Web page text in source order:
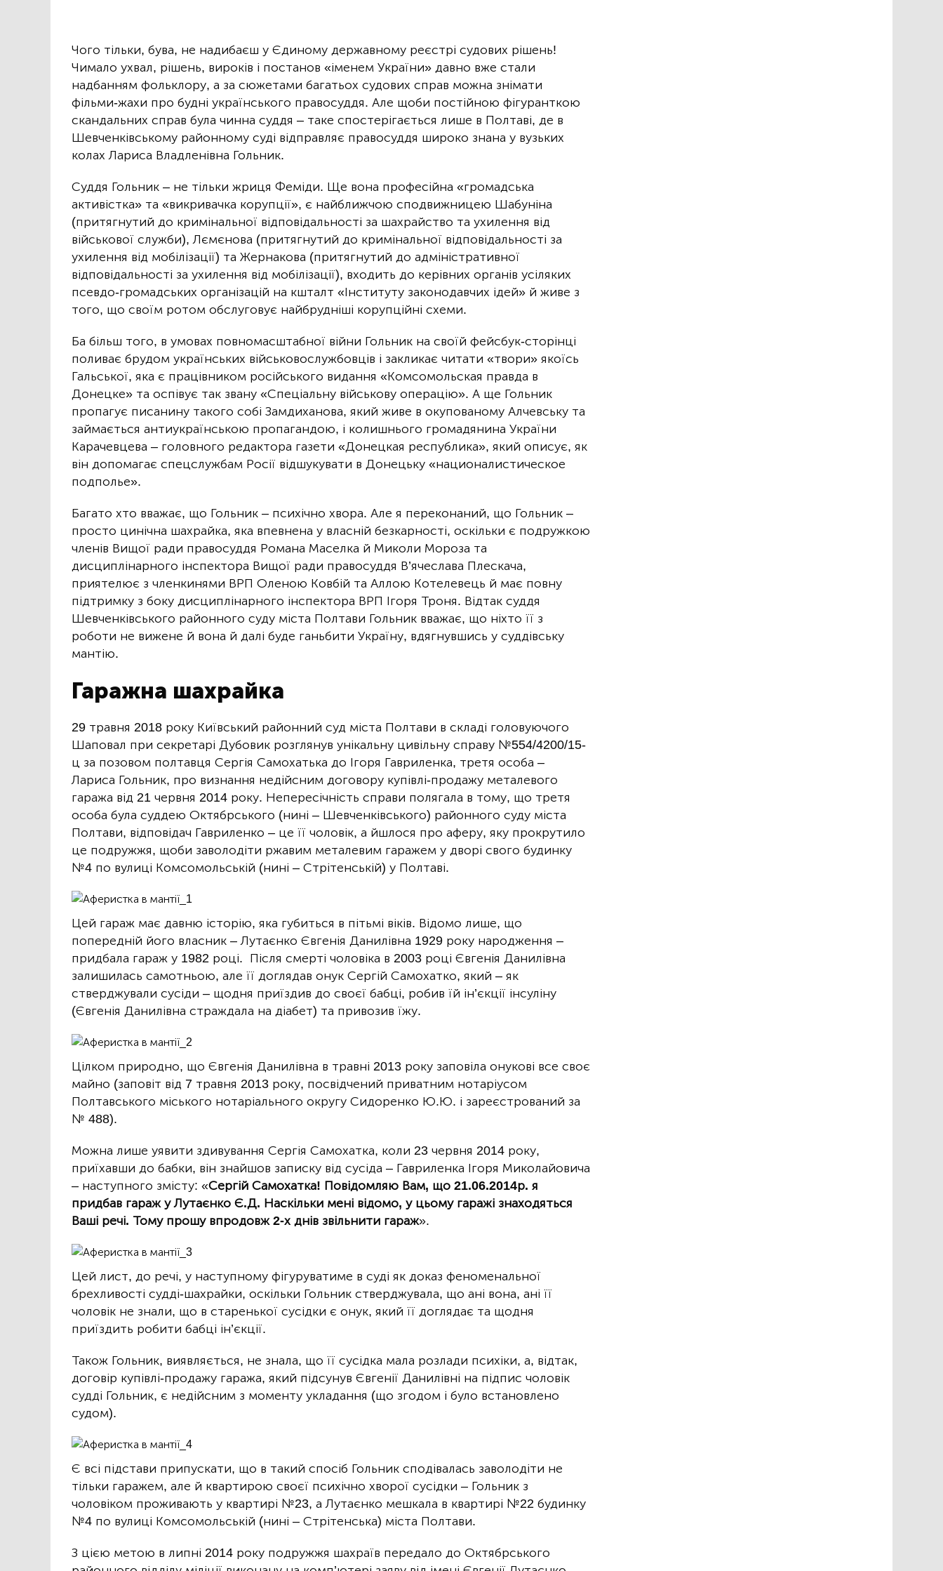
Чого тільки, бува, не надибаєш у Єдиному державному реєстрі судових рішень!
Чимало ухвал, рішень, вироків і постанов «іменем України» давно вже стали
надбанням фольклору, а за сюжетами багатьох судових справ можна знімати
фільми-жахи про будні українського правосуддя. Але щоби постійною фігуранткою
скандальних справ була чинна суддя – таке спостерігається лише в Полтаві, де в
Шевченківському районному суді відправляє правосуддя широко знана у вузьких
колах Лариса Владленівна Гольник.
Суддя Гольник – не тільки жриця Феміди. Ще вона професійна «громадська
активістка» та «викривачка корупції», є найближчою сподвижницею Шабуніна
(притягнутий до кримінальної відповідальності за шахрайство та ухилення від
військової служби), Лємєнова (притягнутий до кримінальної відповідальності за
ухилення від мобілізації) та Жернакова (притягнутий до адміністративної
відповідальності за ухилення від мобілізації), входить до керівних органів усіляких
псевдо-громадських організацій на кшталт «Інституту законодавчих ідей» й живе з
того, що своїм ротом обслуговує найбрудніші корупційні схеми.
Ба більш того, в умовах повномасштабної війни Гольник на своїй фейсбук-сторінці
поливає брудом українських військовослужбовців і закликає читати «твори» якоїсь
Гальської, яка є працівником російського видання «Комсомольская правда в
Донецке» та оспівує так звану «Спеціальну військову операцію». А ще Гольник
пропагує писанину такого собі Замдиханова, який живе в окупованому Алчевську та
займається антиукраїнською пропагандою, і колишнього громадянина України
Карачевцева – головного редактора газети «Донецкая республика», який описує, як
він допомагає спецслужбам Росії відшукувати в Донецьку «националистическое
подполье».
Багато хто вважає, що Гольник – психічно хвора. Але я переконаний, що Гольник –
просто цинічна шахрайка, яка впевнена у власній безкарності, оскільки є подружкою
членів Вищої ради правосуддя Романа Маселка й Миколи Мороза та
дисциплінарного інспектора Вищої ради правосуддя В’ячеслава Плескача,
приятелює з членкинями ВРП Оленою Ковбій та Аллою Котелевець й має повну
підтримку з боку дисциплінарного інспектора ВРП Ігоря Троня. Відтак суддя
Шевченківського районного суду міста Полтави Гольник вважає, що ніхто її з
роботи не вижене й вона й далі буде ганьбити Україну, вдягнувшись у суддівську
мантію.
Гаражна шахрайка
29 травня 2018 року Київський районний суд міста Полтави в складі головуючого
Шаповал при секретарі Дубовик розглянув унікальну цивільну справу №554/4200/15-
ц за позовом полтавця Сергія Самохатька до Ігоря Гавриленка, третя особа –
Лариса Гольник, про визнання недійсним договору купівлі-продажу металевого
гаража від 21 червня 2014 року. Непересічність справи полягала в тому, що третя
особа була суддею Октябрського (нині – Шевченківського) районного суду міста
Полтави, відповідач Гавриленко – це її чоловік, а йшлося про аферу, яку прокрутило
це подружжя, щоби заволодіти ржавим металевим гаражем у дворі свого будинку
№4 по вулиці Комсомольській (нині – Стрітенській) у Полтаві.
Цей гараж має давню історію, яка губиться в пітьмі віків. Відомо лише, що
попередній його власник – Лутаєнко Євгенія Данилівна 1929 року народження –
придбала гараж у 1982 році. Після смерті чоловіка в 2003 році Євгенія Данилівна
залишилась самотньою, але її доглядав онук Сергій Самохатко, який – як
стверджували сусіди – щодня приїздив до своєї бабці, робив їй ін’єкції інсуліну
(Євгенія Данилівна страждала на діабет) та привозив їжу.
Цілком природно, що Євгенія Данилівна в травні 2013 року заповіла онукові все своє
майно (заповіт від 7 травня 2013 року, посвідчений приватним нотаріусом
Полтавського міського нотаріального округу Сидоренко Ю.Ю. і зареєстрований за
№ 488).
Можна лише уявити здивування Сергія Самохатка, коли 23 червня 2014 року,
приїхавши до бабки, він знайшов записку від сусіда – Гавриленка Ігоря Миколайовича
– наступного змісту: «Сергій Самохатка! Повідомляю Вам, що 21.06.2014р. я
придбав гараж у Лутаєнко Є.Д. Наскільки мені відомо, у цьому гаражі знаходяться
Ваші речі. Тому прошу впродовж 2-х днів звільнити гараж».
Цей лист, до речі, у наступному фігуруватиме в суді як доказ феноменальної
брехливості судді-шахрайки, оскільки Гольник стверджувала, що ані вона, ані її
чоловік не знали, що в старенької сусідки є онук, який її доглядає та щодня
приїздить робити бабці ін’єкції.
Також Гольник, виявляється, не знала, що її сусідка мала розлади психіки, а, відтак,
договір купівлі-продажу гаража, який підсунув Євгенії Данилівні на підпис чоловік
судді Гольник, є недійсним з моменту укладання (що згодом і було встановлено
судом).
Є всі підстави припускати, що в такий спосіб Гольник сподівалась заволодіти не
тільки гаражем, але й квартирою своєї психічно хворої сусідки – Гольник з
чоловіком проживають у квартирі №23, а Лутаєнко мешкала в квартирі №22 будинку
№4 по вулиці Комсомольській (нині – Стрітенська) міста Полтави.
З цією метою в липні 2014 року подружжя шахраїв передало до Октябрського